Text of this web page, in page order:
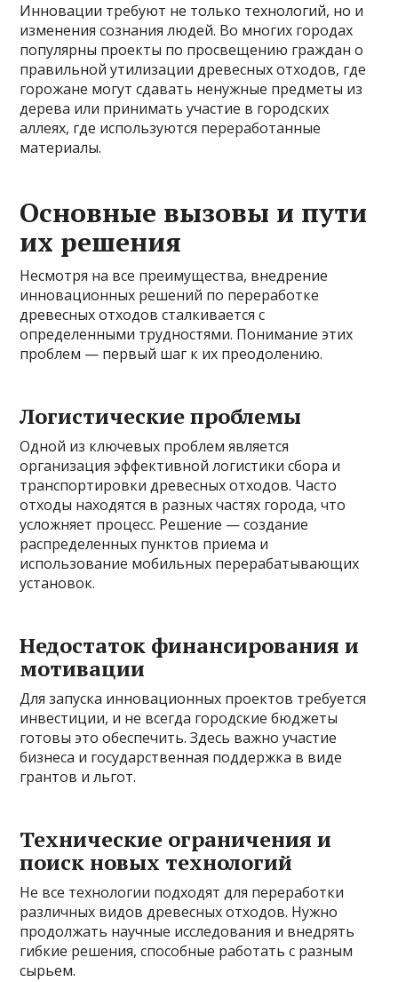
Инновации требуют не только технологий, но и
изменения сознания людей. Во многих городах
популярны проекты по просвещению граждан о
правильной утилизации древесных отходов, где
горожане могут сдавать ненужные предметы из
дерева или принимать участие в городских
аллеях, где используются переработанные
материалы.
Основные вызовы и пути
их решения
Несмотря на все преимущества, внедрение
инновационных решений по переработке
древесных отходов сталкивается с
определенными трудностями. Понимание этих
проблем — первый шаг к их преодолению.
Логистические проблемы
Одной из ключевых проблем является
организация эффективной логистики сбора и
транспортировки древесных отходов. Часто
отходы находятся в разных частях города, что
усложняет процесс. Решение — создание
распределенных пунктов приема и
использование мобильных перерабатывающих
установок.
Недостаток финансирования и
мотивации
Для запуска инновационных проектов требуется
инвестиции, и не всегда городские бюджеты
готовы это обеспечить. Здесь важно участие
бизнеса и государственная поддержка в виде
грантов и льгот.
Технические ограничения и
поиск новых технологий
Не все технологии подходят для переработки
различных видов древесных отходов. Нужно
продолжать научные исследования и внедрять
гибкие решения, способные работать с разным
сырьем.